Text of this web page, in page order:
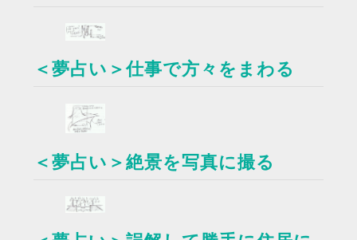
＜夢占い＞仕事で方々をまわる
＜夢占い＞絶景を写真に撮る